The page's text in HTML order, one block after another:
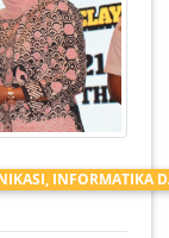
INFORMATIKA